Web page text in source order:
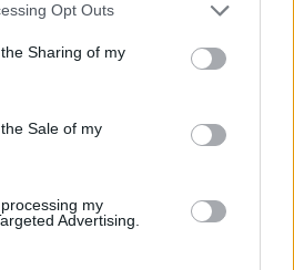
Opt Outs
Sharing of my
Sale of my
my
Advertising.
Pielgrzyma jest
dech w piersiach. To
w zachwyt również
szczytem Krymu.
nie może znaleźć słów,
z czasem się przełamuje i
sposób. Wzniesienie